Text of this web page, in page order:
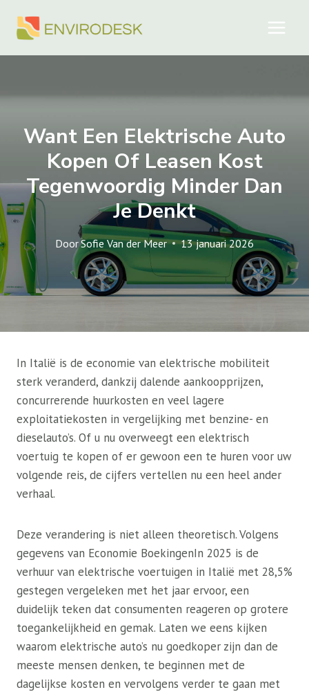
naar
Want Een Elektrische Auto
Kopen Of Leasen Kost
Tegenwoordig Minder Dan
Je Denkt
DoorSofie Van der Meer 13 januari 2026
In Italië is de economie van elektrische mobiliteit
sterk veranderd, dankzij dalende aankoopprijzen,
concurrerende huurkosten en veel lagere
exploitatiekosten in vergelijking met benzine- en
dieselauto’s. Of u nu overweegt een elektrisch
voertuig te kopen of er gewoon een te huren voor uw
volgende reis, de cijfers vertellen nu een heel ander
verhaal.
Deze verandering is niet alleen theoretisch. Volgens
gegevens van Economie BoekingenIn 2025 is de
verhuur van elektrische voertuigen in Italië met 28,5%
gestegen vergeleken met het jaar ervoor, een
duidelijk teken dat consumenten reageren op grotere
toegankelijkheid en gemak. Laten we eens kijken
waarom elektrische auto’s nu goedkoper zijn dan de
meeste mensen denken, te beginnen met de
dagelijkse kosten en vervolgens verder te gaan met